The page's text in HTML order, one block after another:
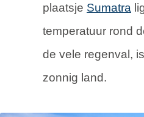
plaatsje Sumatra
temperatuur rond
de vele regenval,
zonnig land.